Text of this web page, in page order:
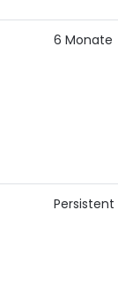
6 Monate
Persistent